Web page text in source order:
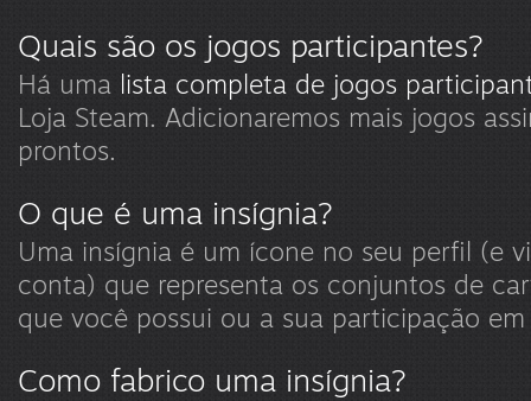
Quais são os jogos participantes?
Há uma lista completa de jogos
Loja Steam. Adicionaremos mais jogos
prontos.
O que é uma insígnia?
Uma insígnia é um ícone no seu perfil (e
conta) que representa os conjuntos de
que você possui ou a sua participação
Como fabrico uma insígnia?